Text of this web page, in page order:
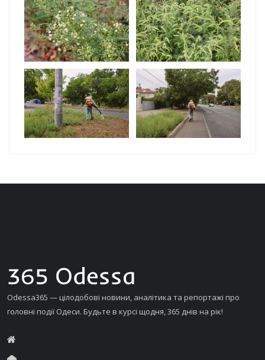
Odessa365 — цілодобові новини, аналітика та репортажі про
головні події Одеси. Будьте в курсі щодня, 365 днів на рік!